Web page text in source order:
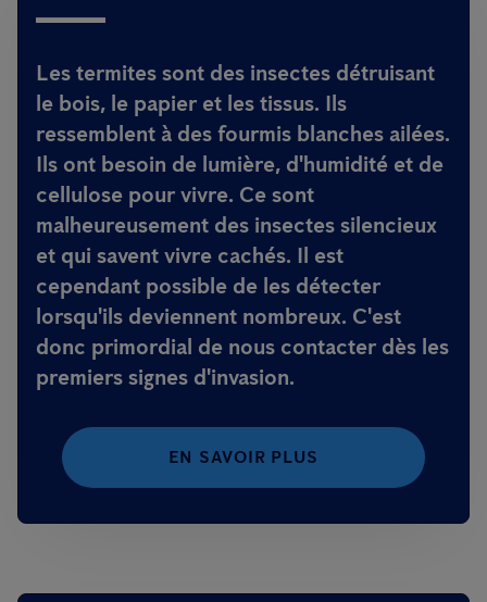
Les termites sont des insectes détruisant
le bois, le papier et les tissus. Ils
ressemblent à des fourmis blanches ailées.
Ils ont besoin de lumière, d'humidité et de
cellulose pour vivre. Ce sont
malheureusement des insectes silencieux
et qui savent vivre cachés. Il est
cependant possible de les détecter
lorsqu'ils deviennent nombreux. C'est
donc primordial de nous contacter dès les
premiers signes d'invasion.
EN SAVOIR PLUS